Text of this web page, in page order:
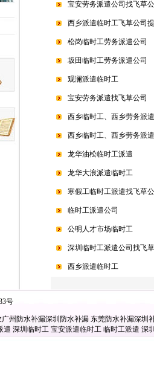
宝安劳务派遣公司找飞草
西乡派遣临时工飞草公司
松岗临时工劳务派遣公司
坂田临时工劳务派遣公司
观澜派遣临时工
宝安劳务派遣找飞草公司
西乡临时工、西乡劳务派
西乡临时工、西乡劳务派
龙华油松临时工派遣
龙华大浪派遣临时工
寒假工临时工派遣找飞草
临时工派遣公司
公明人才市场临时工
深圳临时工派遣公司找飞草
西乡派遣临时工
号
广州防水补漏深圳防水补漏 东莞防水补漏深圳
遣 深圳临时工 宝安派遣临时工 临时工派遣 深